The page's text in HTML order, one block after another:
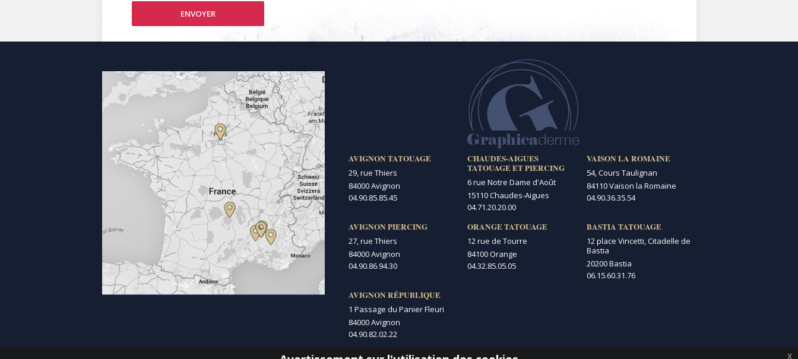
AVIGNON TATOUAGE
29, rue Thiers
84000 Avignon
04.90.85.85.45
AVIGNON PIERCING
27, rue Thiers
84000 Avignon
04.90.86.94.30
AVIGNON RÉPUBLIQUE
1 Passage du Panier Fleuri
84000 Avignon
04.90.82.02.22
CHAUDES-AIGUES
TATOUAGE ET PIERCING
6 rue Notre Dame d'Août
15110 Chaudes-Aigues
04.71.20.20.00
ORANGE TATOUAGE
12 rue de Tourre
84100 Orange
04.32.85.05.05
VAISON LA ROMAINE
54, Cours Taulignan
84110 Vaison la Romaine
04.90.36.35.54
BASTIA TATOUAGE
12 place Vincetti, Citadelle de
Bastia
20200 Bastia
06.15.60.31.76
x